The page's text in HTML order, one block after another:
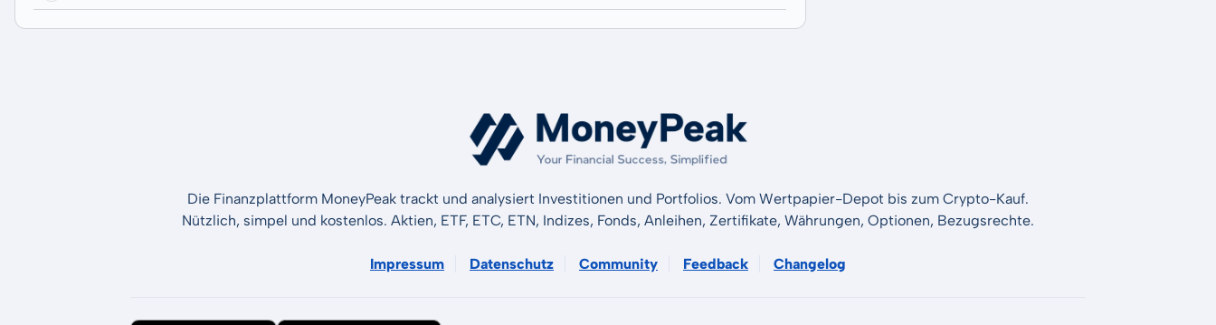
Die Finanzplattform MoneyPeak trackt und analysiert Investitionen und Portfolios. Vom Wertpapier-Depot bis zum Crypto-Kauf.
Nützlich, simpel und kostenlos. Aktien, ETF, ETC, ETN, Indizes, Fonds, Anleihen, Zertifikate, Währungen, Optionen, Bezugsrechte.
Impressum Datenschutz Community Feedback Changelog